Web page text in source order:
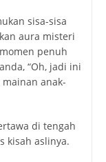
sisa-sisa
aura misteri
penuh
“Oh, jadi ini
anak-
di tengah
kisah aslinya.